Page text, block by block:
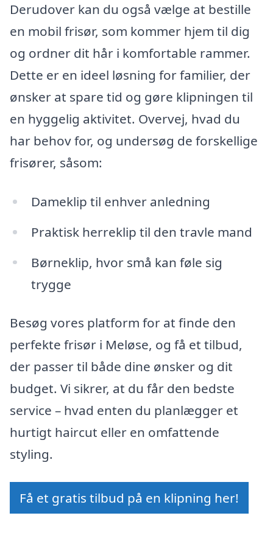
Derudover kan du også vælge at bestille
en mobil frisør, som kommer hjem til dig
og ordner dit hår i komfortable rammer.
Dette er en ideel løsning for familier, der
ønsker at spare tid og gøre klipningen til
en hyggelig aktivitet. Overvej, hvad du
har behov for, og undersøg de forskellige
frisører, såsom:
Dameklip til enhver anledning
Praktisk herreklip til den travle mand
Børneklip, hvor små kan føle sig
trygge
Besøg vores platform for at finde den
perfekte frisør i Meløse, og få et tilbud,
der passer til både dine ønsker og dit
budget. Vi sikrer, at du får den bedste
service – hvad enten du planlægger et
hurtigt haircut eller en omfattende
styling.
Få et gratis tilbud på en klipning her!